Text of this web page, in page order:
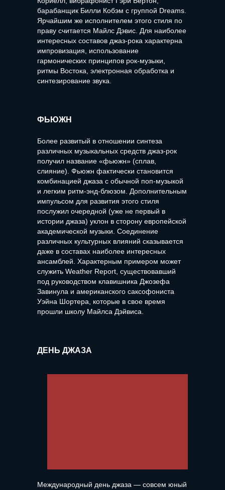
барабанщик Билли Кобэм с группой Dreams.
Ярчайшим же исполнителем этого стиля по
праву считается Майлс Дэвис. Для наиболее
интересных составов джаз-рока характерна
импровизация, использование
гармонических принципов рок-музыки,
ритмы Востока, электронная обработка и
синтезирование звука.
ФЬЮЖН
Более развитый в отношении синтеза
различных музыкальных средств джаз-рок
получил название «фьюжн» (сплав,
слияние). Фьюжн фактически становится
комбинацией джаза с обычной поп-музыкой
и легким ритм-энд-блюзом. Дополнительным
импульсом для развития этого стиля
послужил очередной (уже не первый в
истории джаза) уклон в сторону европейской
академической музыки. Соединение
различных культурных влияний сказывается
даже в составах наиболее интересных
ансамблей. Характерным примером может
служить Weather Report, существовавший
под руководством клавишника Джозефа
Завинула и американского саксофониста
Уэйна Шортера, которые в свое время
прошли школу Майлса Дэйвиса.
ДЕНЬ ДЖАЗА
Международный день джаза — совсем юный